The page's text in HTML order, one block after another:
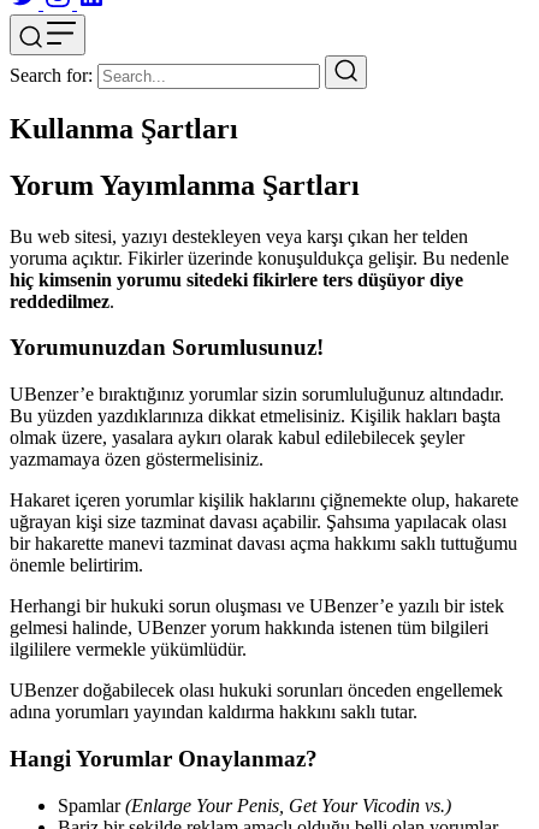
Search for:
Kullanma Şartları
Yorum Yayımlanma Şartları
Bu web sitesi, yazıyı destekleyen veya karşı çıkan her telden
yoruma açıktır. Fikirler üzerinde konuşuldukça gelişir. Bu nedenle
hiç kimsenin yorumu sitedeki fikirlere ters düşüyor diye
reddedilmez.
Yorumunuzdan Sorumlusunuz!
UBenzer’e bıraktığınız yorumlar sizin sorumluluğunuz altındadır.
Bu yüzden yazdıklarınıza dikkat etmelisiniz. Kişilik hakları başta
olmak üzere, yasalara aykırı olarak kabul edilebilecek şeyler
yazmamaya özen göstermelisiniz.
Hakaret içeren yorumlar kişilik haklarını çiğnemekte olup, hakarete
uğrayan kişi size tazminat davası açabilir. Şahsıma yapılacak olası
bir hakarette manevi tazminat davası açma hakkımı saklı tuttuğumu
önemle belirtirim.
Herhangi bir hukuki sorun oluşması ve UBenzer’e yazılı bir istek
gelmesi halinde, UBenzer yorum hakkında istenen tüm bilgileri
ilgililere vermekle yükümlüdür.
UBenzer doğabilecek olası hukuki sorunları önceden engellemek
adına yorumları yayından kaldırma hakkını saklı tutar.
Hangi Yorumlar Onaylanmaz?
Spamlar(Enlarge Your Penis, Get Your Vicodin vs.)